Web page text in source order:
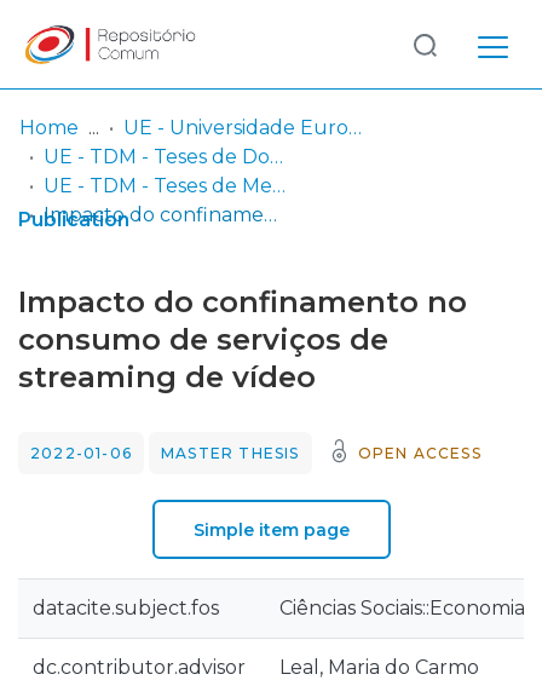
Communities
& Collections
Entities
Statistics
Log
In
(current)
Home
UE - Universidade Europeia
UE - TDM - Teses de Doutoramento e Mestrado
UE - TDM - Teses de Mestrado
Impacto do confinamento no consumo de serviços de streaming de vídeo
Publication
Impacto do confinamento no
consumo de serviços de
streaming de vídeo
2022-01-06 MASTER THESIS OPEN ACCESS
Simple item page
datacite.subject.fos Ciências Sociais::Economia
dc.contributor.advisor Leal, Maria do Carmo